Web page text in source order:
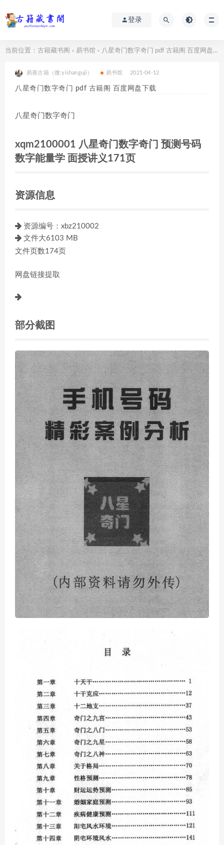
登录
当前位置： 古籍藏书阁 > 易书馆 > 八星奇门数字奇门 pdf 古籍阁 百度网盘下载
易善古籍（微:yishanguji） 易书馆 2021-04-12
八星奇门数字奇门 pdf 古籍阁 百度网盘下载
八星奇门数字奇门
xqm2100001 八星奇门数字奇门 预测号码
数字能量学 面授讲义171页
资源信息
资源编号：xbz210002
文件大6103 MB
文件页数174页
网盘链接提取
部分截图